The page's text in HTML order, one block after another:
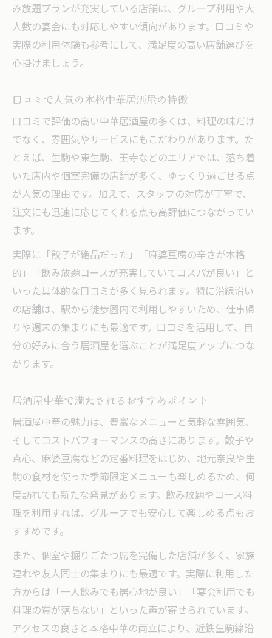
み放題プランが充実している店舗は、グループ利用や大
人数の宴会にも対応しやすい傾向があります。口コミや
実際の利用体験も参考にして、満足度の高い店舗選びを
心掛けましょう。
口コミで人気の本格中華居酒屋の特徴
口コミで評価の高い中華居酒屋の多くは、料理の味だけ
でなく、雰囲気やサービスにもこだわりがあります。た
とえば、生駒や東生駒、王寺などのエリアでは、落ち着
いた店内や個室完備の店舗が多く、ゆっくり過ごせる点
が人気の理由です。加えて、スタッフの対応が丁寧で、
注文にも迅速に応じてくれる点も高評価につながってい
ます。
実際に「餃子が絶品だった」「麻婆豆腐の辛さが本格
的」「飲み放題コースが充実していてコスパが良い」と
いった具体的な口コミが多く見られます。特に沿線沿い
の店舗は、駅から徒歩圏内で利用しやすいため、仕事帰
りや週末の集まりにも最適です。口コミを活用して、自
分の好みに合う居酒屋を選ぶことが満足度アップにつな
がります。
居酒屋中華で満たされるおすすめポイント
居酒屋中華の魅力は、豊富なメニューと気軽な雰囲気、
そしてコストパフォーマンスの高さにあります。餃子や
点心、麻婆豆腐などの定番料理をはじめ、地元奈良や生
駒の食材を使った季節限定メニューも楽しめるため、何
度訪れても新たな発見があります。飲み放題やコース料
理を利用すれば、グループでも安心して楽しめる点もお
すすめです。
また、個室や掘りごたつ席を完備した店舗が多く、家族
連れや友人同士の集まりにも最適です。実際に利用した
方からは「一人飲みでも居心地が良い」「宴会利用でも
料理の質が落ちない」といった声が寄せられています。
アクセスの良さと本格中華の両立により、近鉄生駒線沿